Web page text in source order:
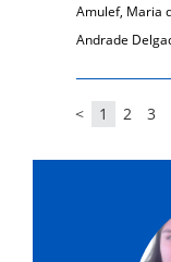
Amulef, Maria
Andrade
< 1 2 3